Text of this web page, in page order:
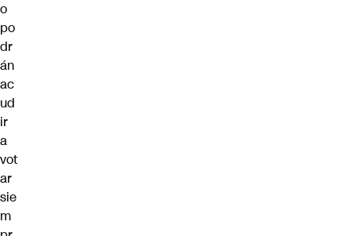
o
po
dr
án
ac
ud
ir
a
vot
ar
sie
m